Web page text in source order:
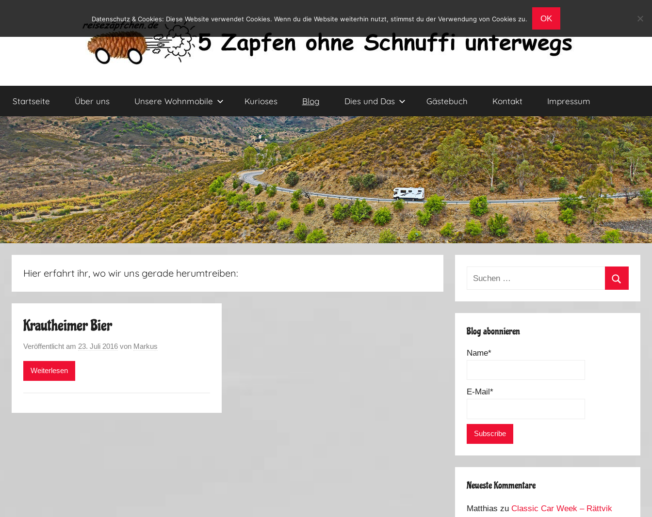
springen
Reiseblog
und
Leben
Wohnmobil
Startseite Über uns Unsere Wohnmobile Kurioses Blog Dies und Das Gästebuch Kontakt Impressum
Hier erfahrt ihr, wo wir uns gerade herumtreiben:
Krautheimer Bier
Veröffentlicht am 23. Juli 2016 von Markus
Weiterlesen
Suchen
Blog abonnieren
Name*
E-Mail*
Neueste Kommentare
Matthias zuClassic Car Week – Rättvik
Datenschutz & Cookies: Diese Website verwendet Cookies. Wenn du die Website weiterhin nutzt, stimmst du der Verwendung von Cookies zu. OK